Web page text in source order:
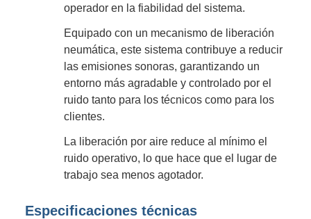
operador en la fiabilidad del sistema.
Equipado con un mecanismo de liberación
neumática, este sistema contribuye a reducir
las emisiones sonoras, garantizando un
entorno más agradable y controlado por el
ruido tanto para los técnicos como para los
clientes.
La liberación por aire reduce al mínimo el
ruido operativo, lo que hace que el lugar de
trabajo sea menos agotador.
Especificaciones técnicas